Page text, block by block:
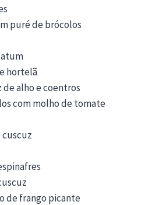
puré de brócolos
atum
hortelã
de alho e coentros
com molho de tomate
cuscuz
de frango picante